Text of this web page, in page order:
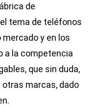
de
tema de teléfonos
y en los
a la competencia
que sin duda,
marcas, dado